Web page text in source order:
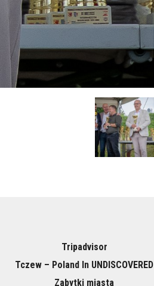
Tripadvisor
Tczew – Poland In UNDISCOVERED
Zabytki miasta